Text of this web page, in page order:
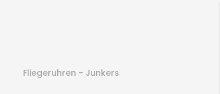
Fliegeruhren - Junkers